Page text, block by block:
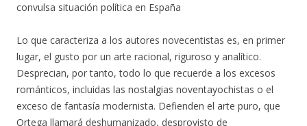
convulsa situación política en España
Lo que caracteriza a los autores novecentistas es, en primer
lugar, el gusto por un arte racional, riguroso y analítico.
Desprecian, por tanto, todo lo que recuerde a los excesos
románticos, incluidas las nostalgias noventayochistas o el
exceso de fantasía modernista. Defienden el arte puro, que
Ortega llamará deshumanizado, desprovisto de